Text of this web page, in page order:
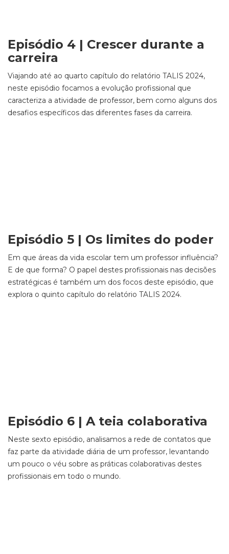
Episódio 4 | Crescer durante a
carreira
Viajando até ao quarto capítulo do relatório TALIS 2024,
neste episódio focamos a evolução profissional que
caracteriza a atividade de professor, bem como alguns dos
desafios específicos das diferentes fases da carreira.
Episódio 5 | Os limites do poder
Em que áreas da vida escolar tem um professor influência?
E de que forma? O papel destes profissionais nas decisões
estratégicas é também um dos focos deste episódio, que
explora o quinto capítulo do relatório TALIS 2024.
Episódio 6 | A teia colaborativa
Neste sexto episódio, analisamos a rede de contatos que
faz parte da atividade diária de um professor, levantando
um pouco o véu sobre as práticas colaborativas destes
profissionais em todo o mundo.